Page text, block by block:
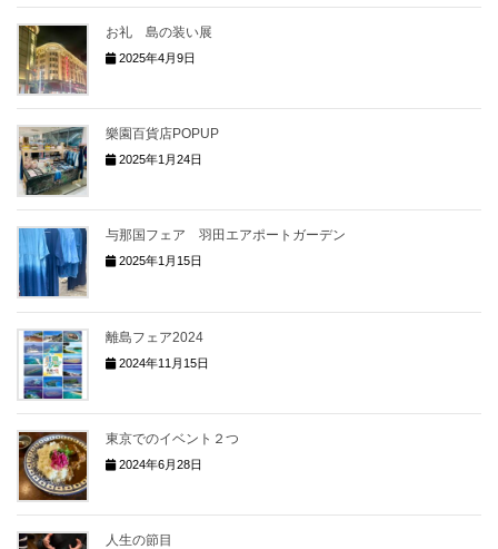
お礼 島の装い展
2025年4月9日
樂園百貨店POPUP
2025年1月24日
与那国フェア 羽田エアポートガーデン
2025年1月15日
離島フェア2024
2024年11月15日
東京でのイベント２つ
2024年6月28日
人生の節目